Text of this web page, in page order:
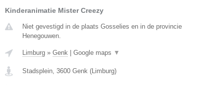
Kinderanimatie Mister Creezy
Niet gevestigd in de plaats Gosselies en in de provincie
Henegouwen.
Limburg » Genk Google maps ▼
Stadsplein, 3600 Genk (Limburg)